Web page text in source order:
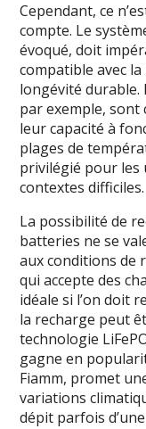
Cependant, ce
compte. Le
évoqué, doit
compatible avec
longévité durable.
par exemple,
leur capacité à
plages de
privilégié pour les
contextes difficiles.
La possibilité de
batteries ne se
aux conditions de
qui accepte des
idéale si l’on doit
la recharge peut
technologie
gagne en
Fiamm, promet
variations
dépit parfois